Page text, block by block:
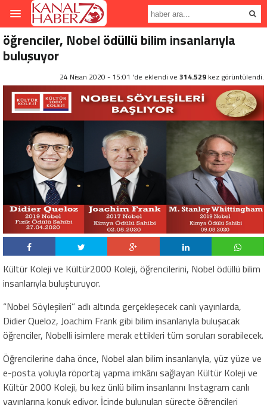
öğrenciler, Nobel ödüllü bilim insanlarıyla
buluşuyor
24 Nisan 2020 - 15:01 'de eklendi ve 314.529 kez görüntülendi.
Kültür Koleji ve Kültür2000 Koleji, öğrencilerini, Nobel ödüllü bilim
insanlarıyla buluşturuyor.
“Nobel Söyleşileri” adlı altında gerçekleşecek canlı yayınlarda,
Didier Queloz, Joachim Frank gibi bilim insanlarıyla buluşacak
öğrenciler, Nobelli isimlere merak ettikleri tüm soruları sorabilecek.
Öğrencilerine daha önce, Nobel alan bilim insanlarıyla, yüz yüze ve
e-posta yoluyla röportaj yapma imkânı sağlayan Kültür Koleji ve
Kültür 2000 Koleji, bu kez ünlü bilim insanlarını Instagram canlı
yayınlarına konuk ediyor. İçinde bulunulan süreçte öğrencileri